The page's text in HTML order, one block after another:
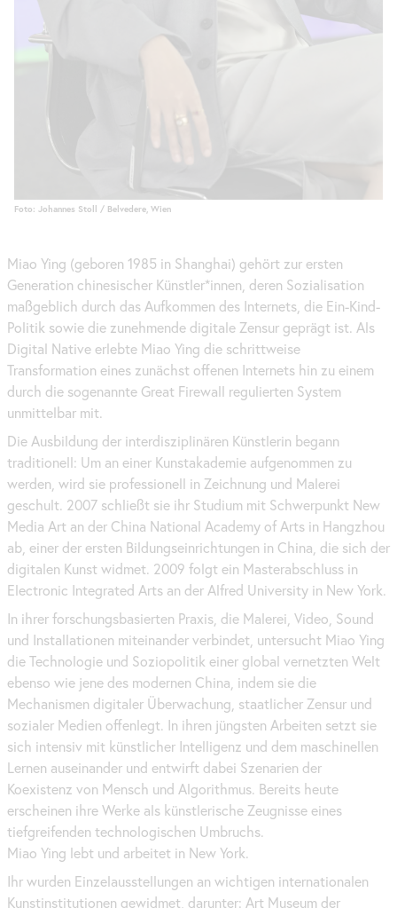
Foto: Johannes Stoll / Belvedere, Wien
Miao Ying (geboren 1985 in Shanghai) gehört zur ersten
Generation chinesischer Künstler*innen, deren Sozialisation
maßgeblich durch das Aufkommen des Internets, die Ein-Kind-
Politik sowie die zunehmende digitale Zensur geprägt ist. Als
Digital Native erlebte Miao Ying die schrittweise
Transformation eines zunächst offenen Internets hin zu einem
durch die sogenannte Great Firewall regulierten System
unmittelbar mit.
Die Ausbildung der interdisziplinären Künstlerin begann
traditionell: Um an einer Kunstakademie aufgenommen zu
werden, wird sie professionell in Zeichnung und Malerei
geschult. 2007 schließt sie ihr Studium mit Schwerpunkt New
Media Art an der China National Academy of Arts in Hangzhou
ab, einer der ersten Bildungseinrichtungen in China, die sich der
digitalen Kunst widmet. 2009 folgt ein Masterabschluss in
Electronic Integrated Arts an der Alfred University in New York.
In ihrer forschungsbasierten Praxis, die Malerei, Video, Sound
und Installationen miteinander verbindet, untersucht Miao Ying
die Technologie und Soziopolitik einer global vernetzten Welt
ebenso wie jene des modernen China, indem sie die
Mechanismen digitaler Überwachung, staatlicher Zensur und
sozialer Medien offenlegt. In ihren jüngsten Arbeiten setzt sie
sich intensiv mit künstlicher Intelligenz und dem maschinellen
Lernen auseinander und entwirft dabei Szenarien der
Koexistenz von Mensch und Algorithmus. Bereits heute
erscheinen ihre Werke als künstlerische Zeugnisse eines
tiefgreifenden technologischen Umbruchs.
Miao Ying lebt und arbeitet in New York.
Ihr wurden Einzelausstellungen an wichtigen internationalen
Kunstinstitutionen gewidmet, darunter: Art Museum der